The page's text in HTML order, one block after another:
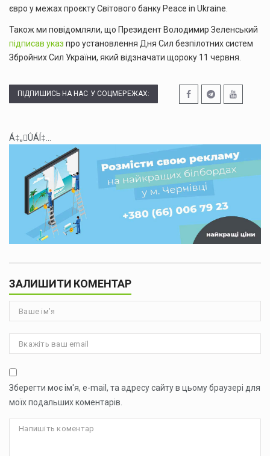
євро у межах проєкту Світового банку Peace in Ukraine.
Також ми повідомляли, що Президент Володимир Зеленський
підписав указ про установлення Дня Сил безпілотних систем
Збройних Сил України, який відзначати щороку 11 червня.
ПІДПИШИСЬ НА НАС У СОЦМЕРЕЖАХ:
Á‡„ÛÁÍ‡...
ЗАЛИШИТИ КОМЕНТАР
Зберегти моє ім'я, e-mail, та адресу сайту в цьому браузері для
моїх подальших коментарів.